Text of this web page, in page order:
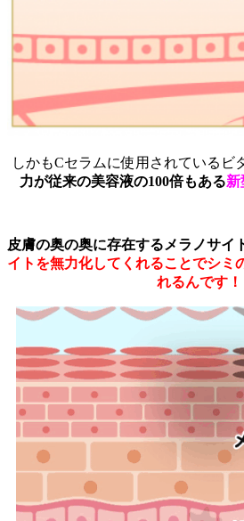
しかもCセラムに使用されているビ
力が従来の美容液の100倍もある新
皮膚の奥の奥に存在するメラノサイ
イトを無力化してくれることでシミ
れるんです！